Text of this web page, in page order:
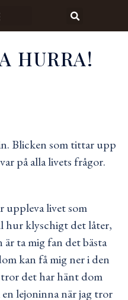
HURRA!
Blicken som tittar upp
på alla livets frågor.
uppleva livet som
hur klyschigt det låter,
är ta mig fan det bästa
kan få mig ner i den
det har hänt dom
lejoninna när jag tror